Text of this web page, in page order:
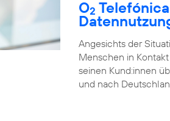
O2
Angesichts der
Menschen in
seinen Kund:innen
und nach